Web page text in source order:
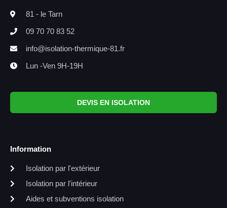
81 - le Tarn
09 70 70 83 52
info@isolation-thermique-81.fr
Lun -Ven 9H-19H
DEVIS EN ISOLATION
Information
Isolation par l'extérieur
Isolation par l'intérieur
Aides et subventions isolation